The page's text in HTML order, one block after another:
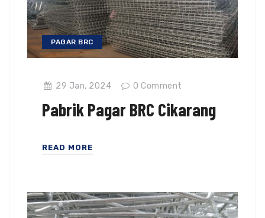
PAGAR BRC
29 Jan, 2024 0 Comment
Pabrik Pagar BRC Cikarang
READ MORE